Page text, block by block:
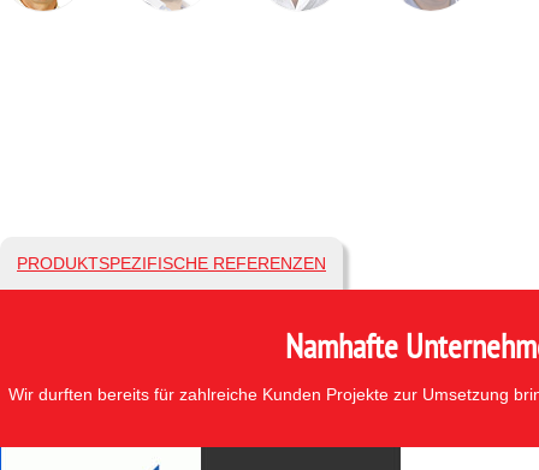
PRODUKTSPEZIFISCHE REFERENZEN
Namhafte
Wir durften bereits für zahlreiche Kunden Projekte zur Umsetzung